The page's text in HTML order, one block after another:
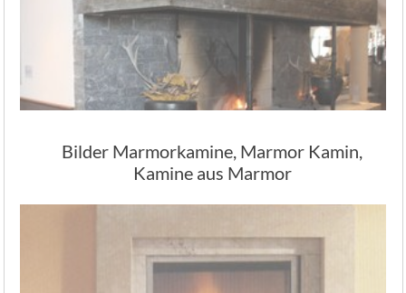
Bilder Marmorkamine, Marmor Kamin,
Kamine aus Marmor